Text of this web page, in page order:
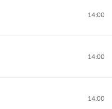
14:00
14:00
14:00